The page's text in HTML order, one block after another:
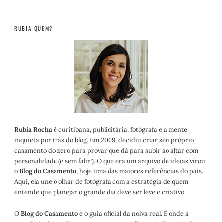
RUBIA QUEM?
Rubia Rochaé curitibana, publicitária, fotógrafa e a mente
inquieta por trás do blog. Em 2009, decidiu criar seu próprio
casamento do zero para provar que dá para subir ao altar com
personalidade (e sem falir!). O que era um arquivo de ideias virou
oBlog do Casamento, hoje uma das maiores referências do país.
Aqui, ela une o olhar de fotógrafa com a estratégia de quem
entende que planejar o grande dia deve ser leve e criativo.
OBlog do Casamentoé o guia oficial da noiva real. É onde a